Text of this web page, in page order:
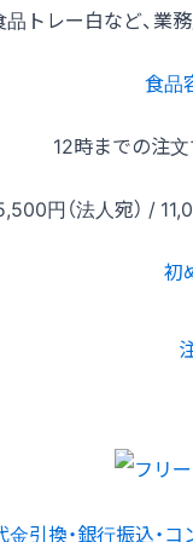
品トレー白など、業
食品
12時までの注文
円（法人宛） /
初